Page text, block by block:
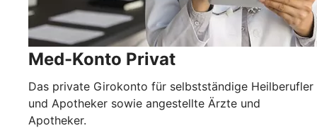
Med-Konto Privat
Das private Girokonto für selbstständige Heilberufler
und Apotheker sowie angestellte Ärzte und
Apotheker.